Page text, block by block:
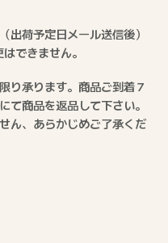
出荷予定日メール送信後）
できません。
り承ります。商品ご到着７
て商品を返品して下さい。
ん、あらかじめご了承くだ